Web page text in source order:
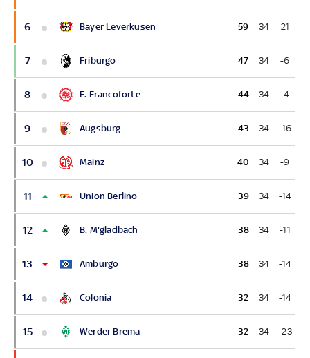
6 Bayer Leverkusen 59 34 21
7 Friburgo 47 34 -6
8 E. Francoforte 44 34 -4
9 Augsburg 43 34 -16
10 Mainz 40 34 -9
11 Union Berlino 39 34 -14
12 B. M'gladbach 38 34 -11
13 Amburgo 38 34 -14
14 Colonia 32 34 -14
15 Werder Brema 32 34 -23